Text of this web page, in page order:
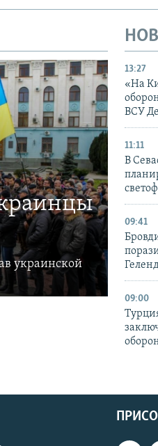
украинской
13:27
«На
ВСУ
11:11
В
09:41
09:00